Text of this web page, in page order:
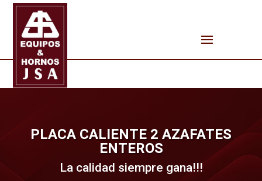
PLACA CALIENTE 2 AZAFATES
ENTEROS
La calidad siempre gana!!!